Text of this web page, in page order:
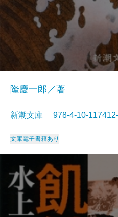
隆慶一郎／著
新潮文庫 978-4-10-
文庫電子書籍あり